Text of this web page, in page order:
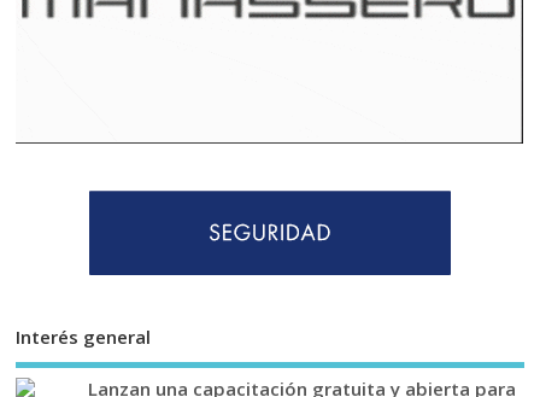
Interés general
Lanzan una capacitación gratuita y abierta para